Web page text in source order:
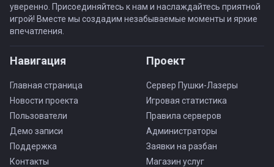
уверенно. Присоединяйтесь к нам и наслаждайтесь приятной
игрой! Вместе мы создадим незабываемые моменты и яркие
впечатления.
Навигация
Главная страница
Новости проекта
Пользователи
Демо записи
Поддержка
Контакты
Проект
Сервер Пушки-Лазеры
Игровая статистика
Правила серверов
Администраторы
Заявки на разбан
Магазин услуг